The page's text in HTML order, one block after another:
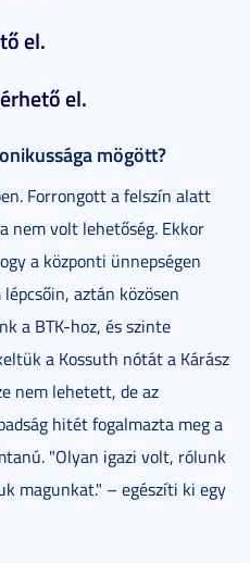
el.
el.
mögött?
Forrongott a felszín alatt
nem volt lehetőség. Ekkor
a központi ünnepségen
aztán közösen
a BTK-hoz, és szinte
a Kossuth nótát a Kárász
nem lehetett, de az
hitét fogalmazta meg a
"Olyan igazi volt, rólunk
magunkat." – egészíti ki egy